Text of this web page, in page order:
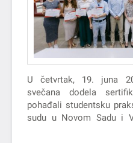
U četvrtak, 19. juna
svečana dodela
pohađali studentsku
sudu u Novom Sadu i